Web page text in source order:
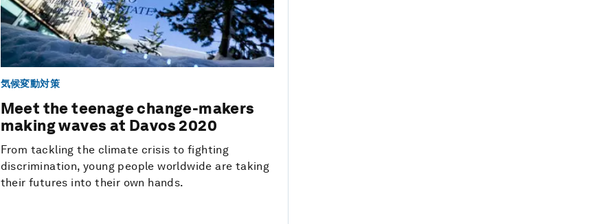
気候変動対策
Meet the teenage change-makers
making waves at Davos 2020
From tackling the climate crisis to fighting
discrimination, young people worldwide are taking
their futures into their own hands.